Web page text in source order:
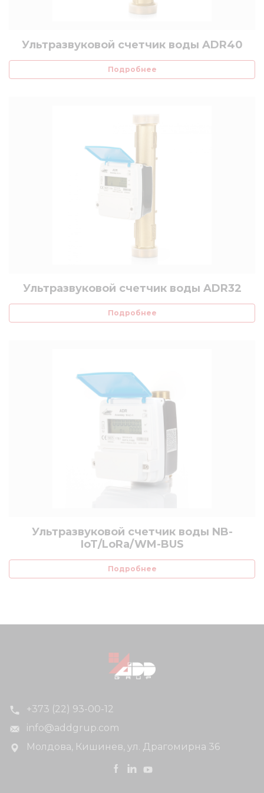
Ультразвуковой счетчик воды ADR40
Подробнее
Ультразвуковой счетчик воды ADR32
Подробнее
Ультразвуковой счетчик воды NB-
IoT/LoRa/WM-BUS
Подробнее
+373 (22) 93-00-12
info@addgrup.com
Молдова, Кишинев, ул. Драгомирна 36